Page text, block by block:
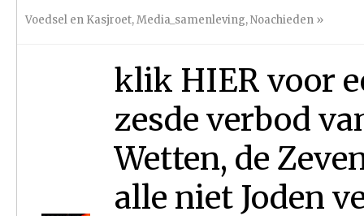
Voedsel en Kasjroet,Media_samenleving,Noachieden »
klik HIER voor
zesde verbod
Wetten, de
alle niet Joden